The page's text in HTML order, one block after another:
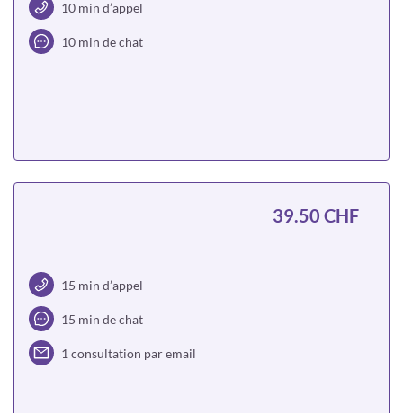
10 min d’appel
10 min de chat
15 min d’appel
15 min de chat
1 consultation par email
39.50 CHF